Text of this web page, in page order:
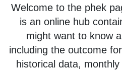
Welcome to the phek
is an online hub
might want to know
including the outcome
historical data,